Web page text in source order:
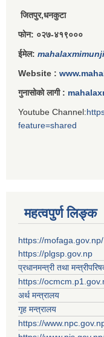
जितपुर,धनकुटा
फोन: ०२७-४१९०००
ईमेल:
Website :
गुनासोको लागी :
Youtube Channel:
feature=shared
महत्वपुर्ण लिङ्क
https://mofaga.gov.np/
https://plgsp.gov.np
प्रधानमन्त्री तथा
https://
अर्थ मन्त्रालय
गृह मन्त्रालय
https://